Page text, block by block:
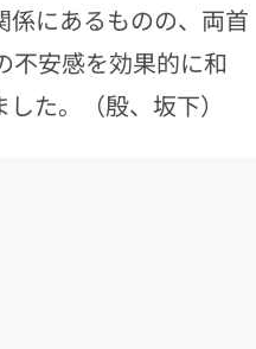
係にあるものの、両首
不安感を効果的に和
た。（殷、坂下）